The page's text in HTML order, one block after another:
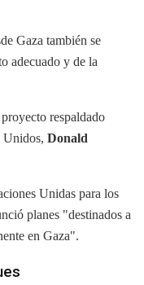
Gaza también se
adecuado y de la
respaldado
Unidos, Donald
Unidas para los
planes "destinados a
en Gaza".